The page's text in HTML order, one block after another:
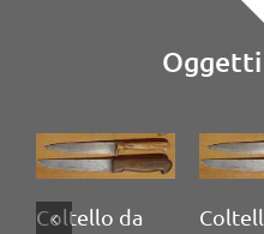
Coltello da